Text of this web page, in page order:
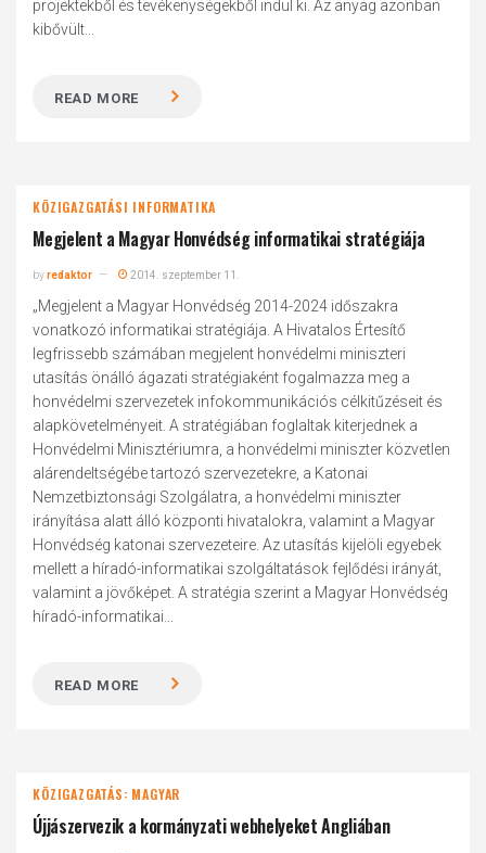
projektekből és tevékenységekből indul ki. Az anyag azonban
kibővült...
READ MORE
KÖZIGAZGATÁSI INFORMATIKA
Megjelent a Magyar Honvédség informatikai stratégiája
byredaktor 2014. szeptember 11.
„Megjelent a Magyar Honvédség 2014-2024 időszakra
vonatkozó informatikai stratégiája. A Hivatalos Értesítő
legfrissebb számában megjelent honvédelmi miniszteri
utasítás önálló ágazati stratégiaként fogalmazza meg a
honvédelmi szervezetek infokommunikációs célkitűzéseit és
alapkövetelményeit. A stratégiában foglaltak kiterjednek a
Honvédelmi Minisztériumra, a honvédelmi miniszter közvetlen
alárendeltségébe tartozó szervezetekre, a Katonai
Nemzetbiztonsági Szolgálatra, a honvédelmi miniszter
irányítása alatt álló központi hivatalokra, valamint a Magyar
Honvédség katonai szervezeteire. Az utasítás kijelöli egyebek
mellett a híradó-informatikai szolgáltatások fejlődési irányát,
valamint a jövőképet. A stratégia szerint a Magyar Honvédség
híradó-informatikai...
READ MORE
KÖZIGAZGATÁS: MAGYAR
Újjászervezik a kormányzati webhelyeket Angliában